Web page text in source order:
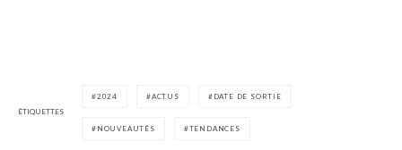
ÉTIQUETTES
2024 ACTUS DATE DE SORTIE
NOUVEAUTÉS TENDANCES